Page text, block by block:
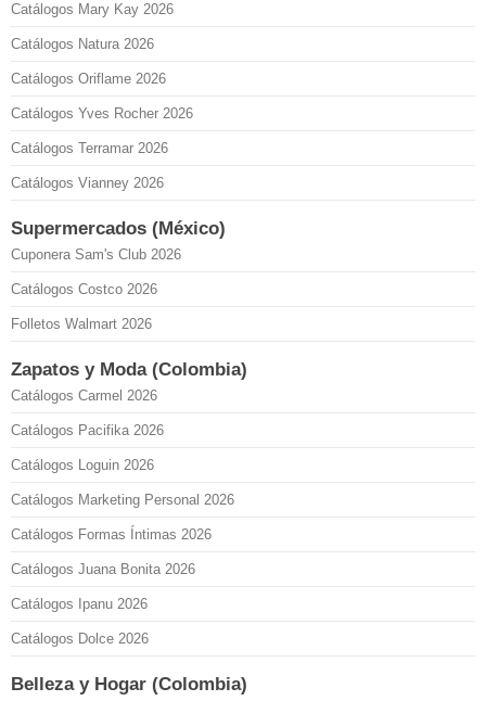
Catálogos Mary Kay 2026
Catálogos Natura 2026
Catálogos Oriflame 2026
Catálogos Yves Rocher 2026
Catálogos Terramar 2026
Catálogos Vianney 2026
Supermercados (México)
Cuponera Sam's Club 2026
Catálogos Costco 2026
Folletos Walmart 2026
Zapatos y Moda (Colombia)
Catálogos Carmel 2026
Catálogos Pacifika 2026
Catálogos Loguin 2026
Catálogos Marketing Personal 2026
Catálogos Formas Íntimas 2026
Catálogos Juana Bonita 2026
Catálogos Ipanu 2026
Catálogos Dolce 2026
Belleza y Hogar (Colombia)